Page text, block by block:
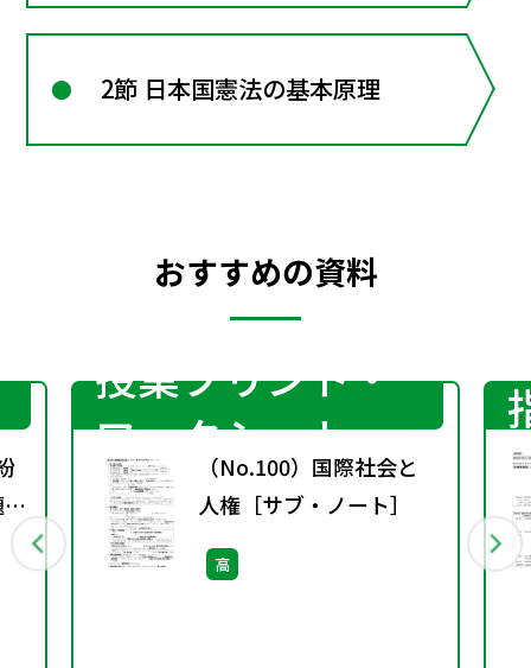
2節 日本国憲法の基本原理
おすすめの資料
授業プリント・
ワークシート
（No.100）国際社会と
人権［サブ・ノート］
高